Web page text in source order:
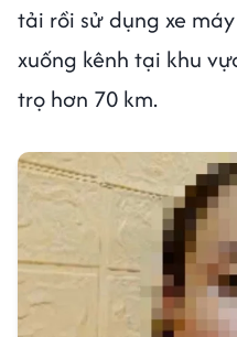
tải rồi sử dụng xe
xuống kênh tại khu
trọ hơn 70 km.